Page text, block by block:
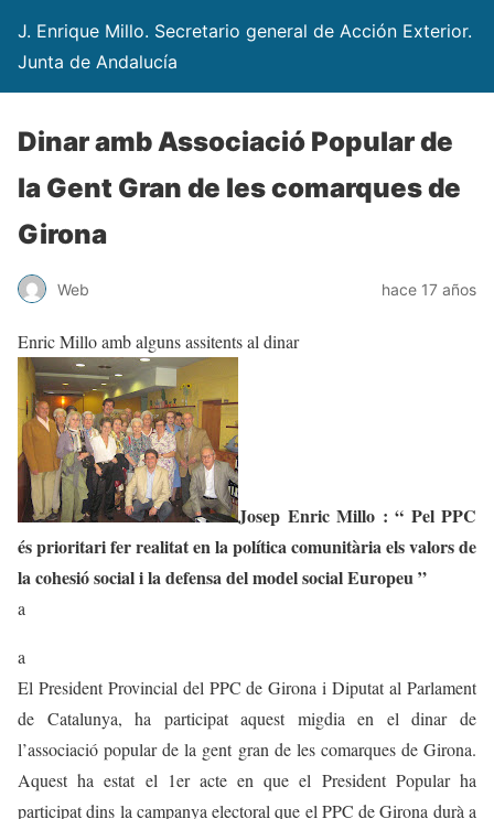
J. Enrique Millo. Secretario general de Acción Exterior.
Junta de Andalucía
Dinar amb Associació Popular de
la Gent Gran de les comarques de
Girona
Web hace 17 años
Enric Millo amb alguns assitents al dinar
Josep Enric Millo : “ Pel PPC
és prioritari fer realitat en la política comunitària els valors de
la cohesió social i la defensa del model social Europeu ”
a
a
El President Provincial del PPC de Girona i Diputat al Parlament
de Catalunya, ha participat aquest migdia en el dinar de
l’associació popular de la gent gran de les comarques de Girona.
Aquest ha estat el 1er acte en que el President Popular ha
participat dins la campanya electoral que el PPC de Girona durà a